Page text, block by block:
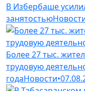
В Избербаше
занятостью
Более 27 тыс.
трудовую
годаНовости•